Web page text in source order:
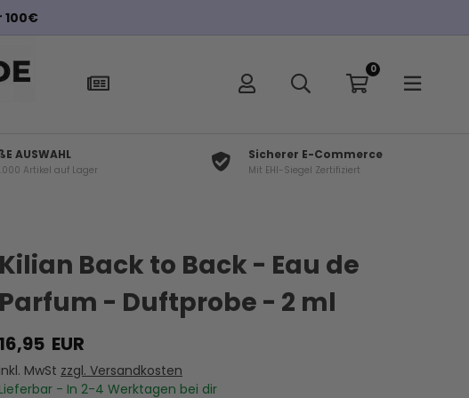
0
AUSWAHL
Artikel auf Lager
Sicherer E-Commerce
Mit EHI-Siegel Zertifiziert
Kilian Back to Back - Eau de
Parfum - Duftprobe - 2 ml
16,95EUR
inkl. MwSt zzgl. Versandkosten
- In 2-4 Werktagen bei dir